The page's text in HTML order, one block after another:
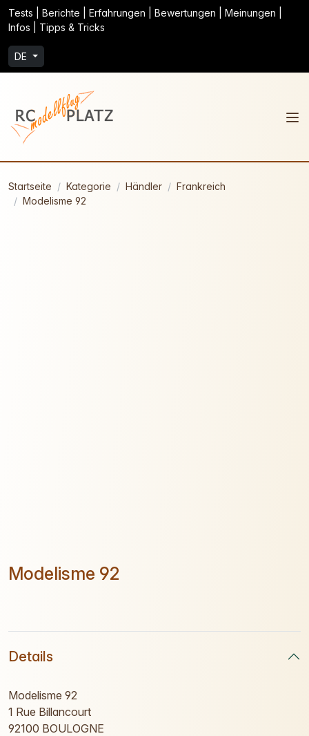
Tests | Berichte | Erfahrungen | Bewertungen | Meinungen |
Infos | Tipps & Tricks
DE
Startseite Kategorie Händler
Frankreich
Modelisme 92
Modelisme 92
Details
Modelisme 92
1 Rue Billancourt
92100 BOULOGNE